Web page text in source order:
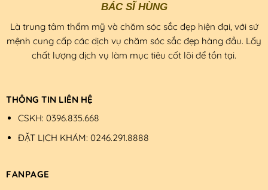
BÁC SĨ HÙNG
Là trung tâm thẩm mỹ và chăm sóc sắc đẹp hiện đại, với sứ
mệnh cung cấp các dịch vụ chăm sóc sắc đẹp hàng đầu. Lấy
chất lượng dịch vụ làm mục tiêu cốt lõi để tồn tại.
THÔNG TIN LIÊN HỆ
CSKH: 0396.835.668
ĐẶT LỊCH KHÁM: 0246.291.8888
FANPAGE